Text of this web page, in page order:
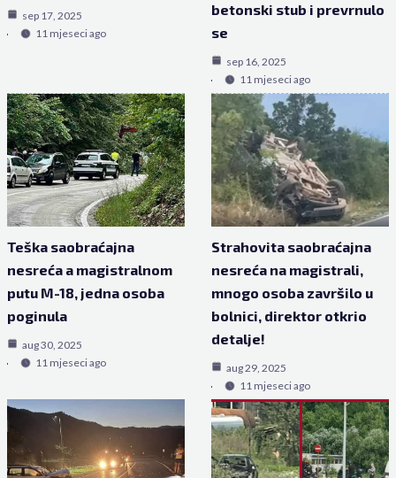
sep 17, 2025
11 mjeseci ago
betonski stub i prevrnulo
se
sep 16, 2025
11 mjeseci ago
Teška saobraćajna
nesreća a magistralnom
putu M-18, jedna osoba
poginula
aug 30, 2025
11 mjeseci ago
Strahovita saobraćajna
nesreća na magistrali,
mnogo osoba završilo u
bolnici, direktor otkrio
detalje!
aug 29, 2025
11 mjeseci ago